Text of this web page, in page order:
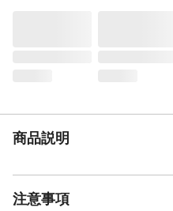
商品説明
注意事項